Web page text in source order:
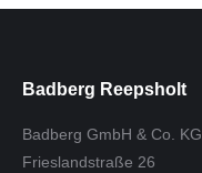
Badberg Reepsholt
Badberg GmbH & Co. KG
Frieslandstraße 26